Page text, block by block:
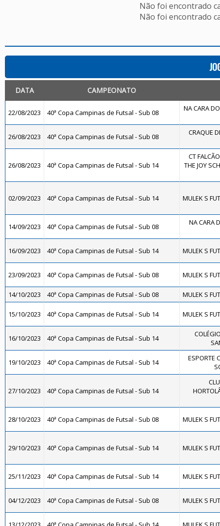
Não foi encontrado
Não foi encontrado
DATA CAMPEONATO
22/08/2023 40ª Copa Campinas de Futsal - Sub 08 NA CARA
26/08/2023 40ª Copa Campinas de Futsal - Sub 08 CRAQUE
26/08/2023 40ª Copa Campinas de Futsal - Sub 14
CT
THE JOY
02/09/2023 40ª Copa Campinas de Futsal - Sub 14 MULEK S
14/09/2023 40ª Copa Campinas de Futsal - Sub 08 NA CARA
16/09/2023 40ª Copa Campinas de Futsal - Sub 14 MULEK S
23/09/2023 40ª Copa Campinas de Futsal - Sub 08 MULEK S
14/10/2023 40ª Copa Campinas de Futsal - Sub 08 MULEK S
15/10/2023 40ª Copa Campinas de Futsal - Sub 14 MULEK S
16/10/2023 40ª Copa Campinas de Futsal - Sub 14
19/10/2023 40ª Copa Campinas de Futsal - Sub 14
ESPORTE
27/10/2023 40ª Copa Campinas de Futsal - Sub 14
28/10/2023 40ª Copa Campinas de Futsal - Sub 08 MULEK S
29/10/2023 40ª Copa Campinas de Futsal - Sub 14 MULEK S
25/11/2023 40ª Copa Campinas de Futsal - Sub 14 MULEK S
04/12/2023 40ª Copa Campinas de Futsal - Sub 08 MULEK S